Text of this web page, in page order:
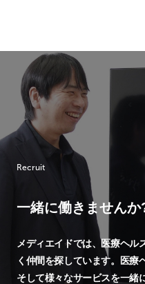
Recruit
一緒に働きませんか
メディエイドでは、医療ヘル
く仲間を探しています。
医療
そして様々なサービスを一緒